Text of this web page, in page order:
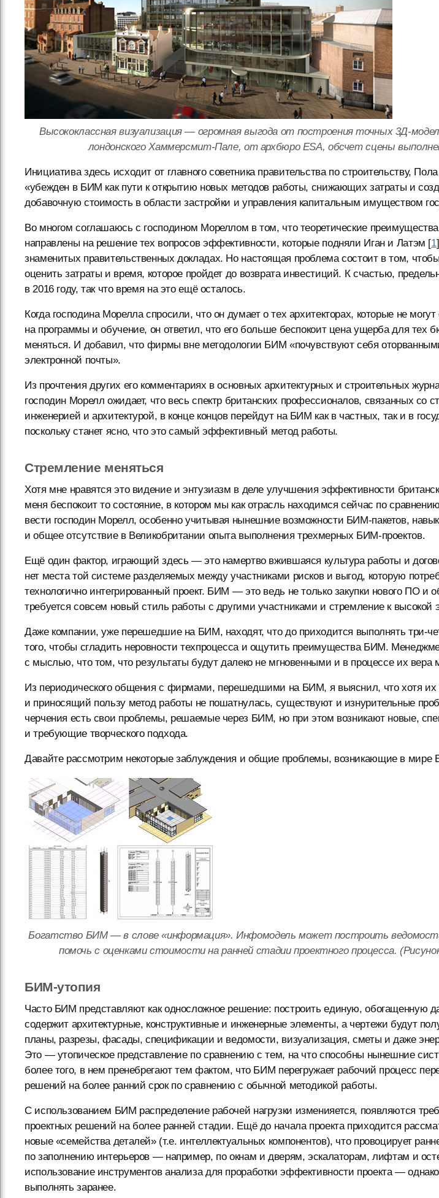
Высококлассная визуализация — огромная выгода от построения точных 3Д-
лондонского Хаммерсмит-Пале, от архбюро ESA, обсчет сцены
Инициатива здесь исходит от главного советника правительства по строительству,
«убежден в БИМ как пути к открытию новых методов работы, снижающих затраты и
добавочную стоимость в области застройки и управления капитальным имуществом
Во многом соглашаюсь с господином Мореллом в том, что теоретические
направлены на решение тех вопросов эффективности, которые подняли Иган и Латэм [1
знаменитых правительственных докладах. Но настоящая проблема состоит в том,
оценить затраты и время, которое пройдет до возврата инвестиций. К счастью,
в 2016 году, так что время на это ещё осталось.
Когда господина Морелла спросили, что он думает о тех архитекторах, которые не
на программы и обучение, он ответил, что его больше беспокоит цена ущерба для тех
меняться. И добавил, что фирмы вне методологии БИМ «почувствуют себя
электронной почты».
Из прочтения других его комментариях в основных архитектурных и строительных
господин Морелл ожидает, что весь спектр британских профессионалов, связанных со
инженерией и архитектурой, в конце концов перейдут на БИМ как в частных, так и в
поскольку станет ясно, что это самый эффективный метод работы.
Стремление меняться
Хотя мне нравятся это видение и энтузиазм в деле улучшения эффективности
меня беспокоит то состояние, в котором мы как отрасль находимся сейчас по
вести господин Морелл, особенно учитывая нынешние возможности БИМ-пакетов,
и общее отсутствие в Великобритании опыта выполнения трехмерных БИМ-проектов.
Ещё один фактор, играющий здесь — это намертво вжившаяся культура работы и
нет места той системе разделяемых между участниками рисков и выгод, которую
технологично интегрированный проект. БИМ — это ведь не только закупки нового ПО и
требуется совсем новый стиль работы с другими участниками и стремление к высокой
Даже компании, уже перешедшие на БИМ, находят, что до приходится выполнять три-
того, чтобы сгладить неровности техпроцесса и ощутить преимущества БИМ.
с мыслью, что том, что результаты будут далеко не мгновенными и в процессе их вера
Из периодического общения с фирмами, перешедшими на БИМ, я выяснил, что хотя
и приносящий пользу метод работы не пошатнулась, существуют и изнурительные
черчения есть свои проблемы, решаемые через БИМ, но при этом возникают новые,
и требующие творческого подхода.
Давайте рассмотрим некоторые заблуждения и общие проблемы, возникающие в мире
Богатство БИМ — в слове «информация». Инфомодель может построить
помочь с оценками стоимости на ранней стадии проектного процесса.
БИМ-утопия
Часто БИМ представляют как односложное решение: построить единую, обогащенную
содержит архитектурные, конструктивные и инженерные элементы, а чертежи будут
планы, разрезы, фасады, спецификации и ведомости, визуализация, сметы и даже
Это — утопическое представление по сравнению с тем, на что способны нынешние
более того, в нем пренебрегают тем фактом, что БИМ перегружает рабочий процесс
решений на более ранний срок по сравнению с обычной методикой работы.
С использованием БИМ распределение рабочей нагрузки изменияется, появляются
проектных решений на более ранней стадии. Ещё до начала проекта приходится
новые «семейства деталей» (т.е. интеллектуальных компонентов), что провоцирует
по заполнению интерьеров — например, по окнам и дверям, эскалаторам, лифтам и
использование инструментов анализа для проработки эффективности проекта —
выполнять заранее.